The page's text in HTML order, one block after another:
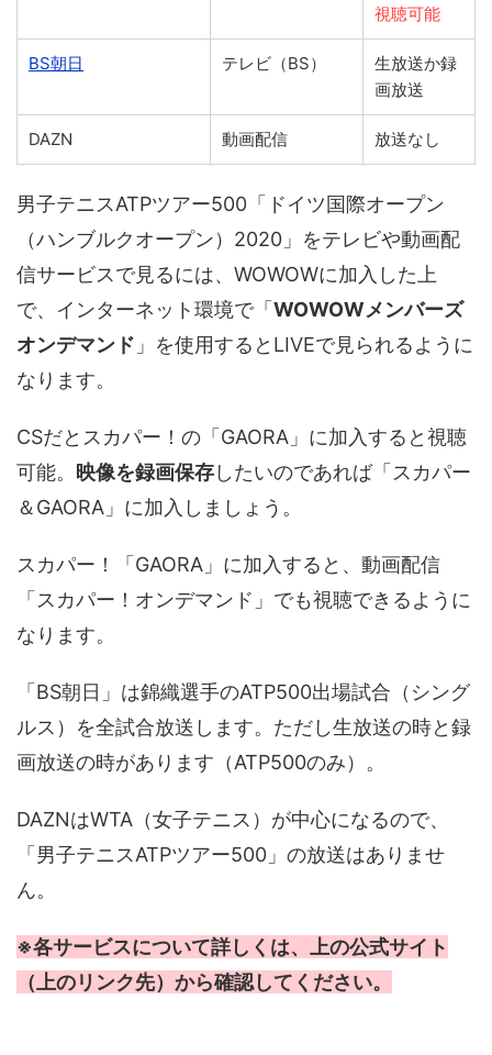
視聴可能
BS朝日 テレビ（BS）
生放送か録
画放送
DAZN 動画配信 放送なし
男子テニスATPツアー500「ドイツ国際オープン
（ハンブルクオープン）2020」をテレビや動画配
信サービスで見るには、WOWOWに加入した上
で、インターネット環境で「 WOWOWメンバーズ
オンデマンド 」を使用するとLIVEで見られるように
なります。
CSだとスカパー！の「GAORA」に加入すると視聴
可能。
映像を録画保存したいのであれば「スカパー
＆GAORA」に加入しましょう。
スカパー！「GAORA」に加入すると、動画配信
「スカパー！オンデマンド」でも視聴できるように
なります。
「BS朝日」は錦織選手のATP500出場試合（シング
ルス）を全試合放送します。ただし生放送の時と録
画放送の時があります（ATP500のみ）。
DAZNはWTA（女子テニス）が中心になるので、
「男子テニスATPツアー500」の放送はありませ
ん。
※各サービスについて詳しくは、上の公式サイト
（上のリンク先）から確認してください。